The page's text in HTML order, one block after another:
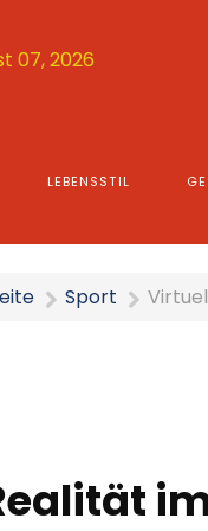
07, 2026
LEBENSSTIL
Sport